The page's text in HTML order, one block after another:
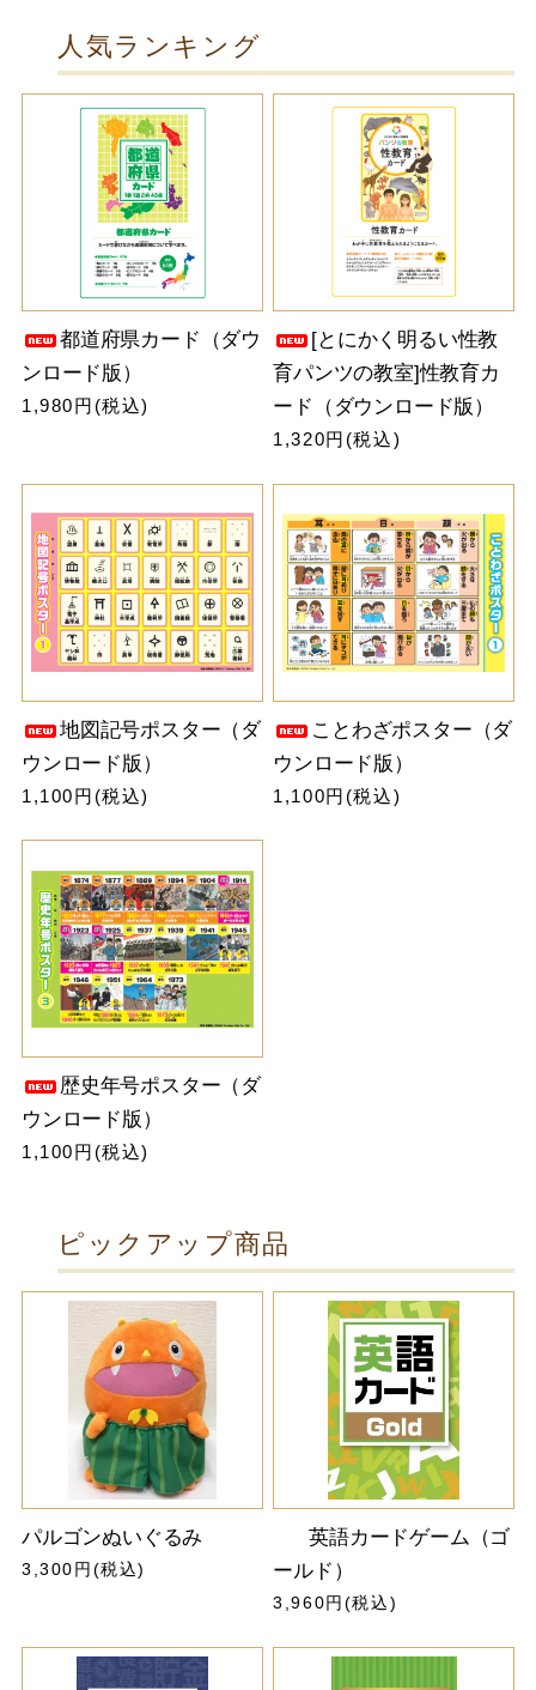
人気ランキング
都道府県カード（ダウ
ンロード版）
1,980円(税込)
[とにかく明るい性教
育パンツの教室]性教育カ
ード（ダウンロード版）
1,320円(税込)
地図記号ポスター（ダ
ウンロード版）
1,100円(税込)
ことわざポスター（ダ
ウンロード版）
1,100円(税込)
歴史年号ポスター（ダ
ウンロード版）
1,100円(税込)
ピックアップ商品
パルゴンぬいぐるみ
3,300円(税込)
英語カードゲーム（ゴ
ールド）
3,960円(税込)